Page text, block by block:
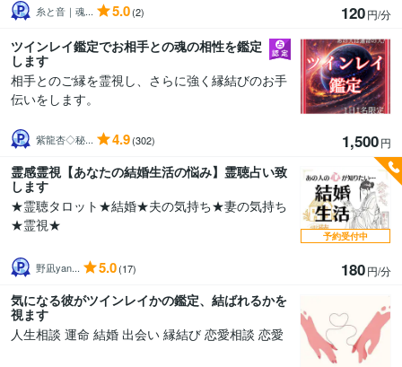
糸と音｜魂... 5.0(2) 120円/分
ツインレイ鑑定でお相手との魂の相性を鑑定
します
相手とのご縁を霊視し、さらに強く縁結びのお手
伝いをします。
紫龍杏◇秘... 4.9(302) 1,500円
霊感霊視【あなたの結婚生活の悩み】霊聴占い致
します
★霊聴タロット★結婚★夫の気持ち★妻の気持ち
★霊視★
野凪yan... 5.0(17) 180円/分
予約受付中
気になる彼がツインレイかの鑑定、結ばれるかを
視ます
人生相談 運命 結婚 出会い 縁結び 恋愛相談 恋愛